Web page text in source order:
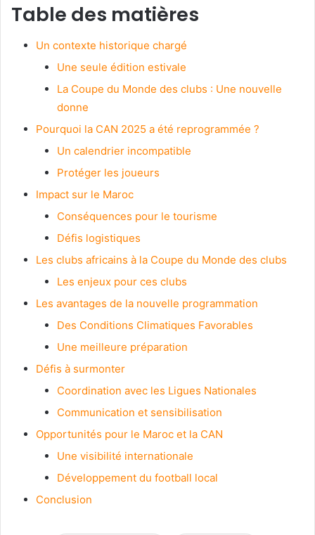
Table des matières
Un contexte historique chargé
Une seule édition estivale
La Coupe du Monde des clubs : Une nouvelle
donne
Pourquoi la CAN 2025 a été reprogrammée ?
Un calendrier incompatible
Protéger les joueurs
Impact sur le Maroc
Conséquences pour le tourisme
Défis logistiques
Les clubs africains à la Coupe du Monde des clubs
Les enjeux pour ces clubs
Les avantages de la nouvelle programmation
Des Conditions Climatiques Favorables
Une meilleure préparation
Défis à surmonter
Coordination avec les Ligues Nationales
Communication et sensibilisation
Opportunités pour le Maroc et la CAN
Une visibilité internationale
Développement du football local
Conclusion